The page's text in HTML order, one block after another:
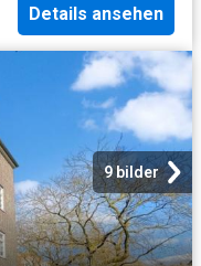
Details ansehen
9 bilder